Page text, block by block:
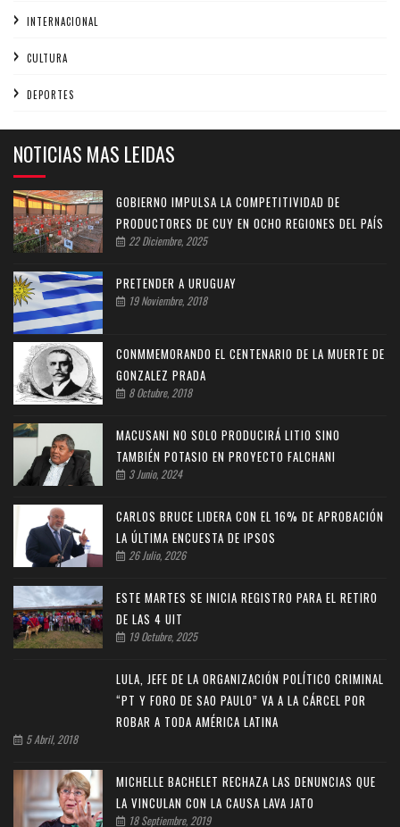
INTERNACIONAL
CULTURA
DEPORTES
NOTICIAS MAS LEIDAS
GOBIERNO IMPULSA LA COMPETITIVIDAD DE
PRODUCTORES DE CUY EN OCHO REGIONES DEL PAÍS
22 Diciembre, 2025
PRETENDER A URUGUAY
19 Noviembre, 2018
CONMMEMORANDO EL CENTENARIO DE LA MUERTE DE
GONZALEZ PRADA
8 Octubre, 2018
MACUSANI NO SOLO PRODUCIRÁ LITIO SINO
TAMBIÉN POTASIO EN PROYECTO FALCHANI
3 Junio, 2024
CARLOS BRUCE LIDERA CON EL 16% DE APROBACIÓN
LA ÚLTIMA ENCUESTA DE IPSOS
26 Julio, 2026
ESTE MARTES SE INICIA REGISTRO PARA EL RETIRO
DE LAS 4 UIT
19 Octubre, 2025
LULA, JEFE DE LA ORGANIZACIÓN POLÍTICO CRIMINAL
“PT Y FORO DE SAO PAULO” VA A LA CÁRCEL POR
ROBAR A TODA AMÉRICA LATINA
5 Abril, 2018
MICHELLE BACHELET RECHAZA LAS DENUNCIAS QUE
LA VINCULAN CON LA CAUSA LAVA JATO
18 Septiembre, 2019